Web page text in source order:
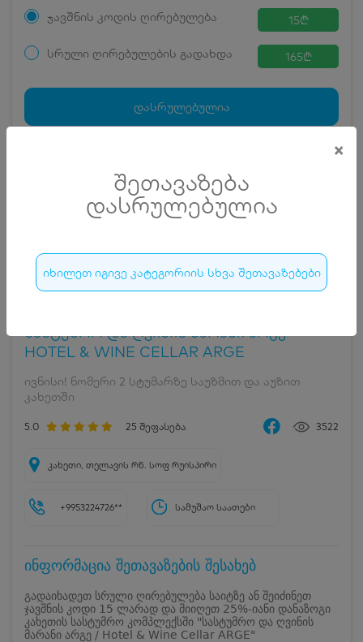
×
შეთავაზება
დასრულებულია
იხილეთ იგივე კატეგორიის სხვა შეთავაზებები
ჯავშნის კოდის ღირებულება 15₾
სრული ღირებულების გადახდა 165₾
ჯავშნის კოდი
15 ₾
დამატებითი საწოლი
კვება
0 ₾
150 ₾
დასრულებულია
დასრულებულია
სასტუმრო და ღვინის მარანი არგე •
HOTEL & WINE CELLAR ARGE
ივნისი! ნომერი 2 სტუმარზე საუზმით და აუზით
კახეთში
5.0 25 შეფასება 3522
კახეთი, თელავის რნ. სოფ რუისპირი
+9953224726** სამუშაო საათები
ინფორმაცია შეთავაზების შესახებ
გადაიხადეთ სრული ღირებულება საიტზე ან შეიძინეთ
ჯავშნის კოდი 15 ლარად და მიიღეთ 25%-იანი დანაზოგი
კახეთის სასტუმრო კომპლექსში "სასტუმრო და ღვინის
მარანი არგე / Hotel & Wine Cellar ARGE"